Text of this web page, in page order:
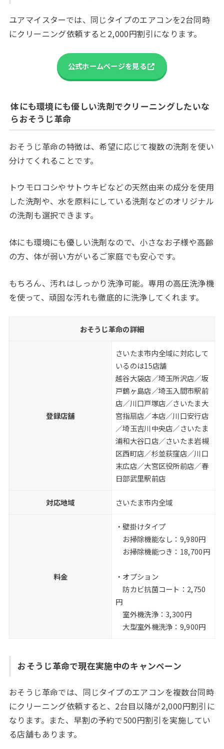
ユアマイスターでは、同じタイプのエアコンを2台同時
にクリーニング依頼すると2,000円割引になります。
公式ホームページを見る
体にも環境にも優しい洗剤でクリーニングしたいな
らおそうじ革命
おそうじ革命の特徴は、希望に応じて複数の洗剤を使い
分けてくれることです。
トウモロコシやサトウキビなどの天然由来の成分を使用
した洗剤や、水を原料にしている洗剤などのオリジナル
の洗剤も選択できます。
体にも環境にも優しい洗剤なので、小さなお子様や高齢
の方、体が弱い方がいるご家庭でも安心です。
もちろん、汚れはしっかり洗浄可能。専用の高圧洗浄機
を使って、頑固な汚れも徹底的に洗浄してくれます。
おそうじ革命の詳細
登録店舗
さいたま市内全域に対応して
いるのは15店舗
越谷大袋店／埼玉所沢店／坂
戸鶴ヶ島店／埼玉入間市駅前
店／川口戸塚店／さいたま大
宮指扇店／本店／川口安行店
／埼玉吉川中央店／さいたま
浦和大谷口店／さいたま岩槻
区西町店／杉並荻窪店／川口
末広店／大宮区役所前店／春
日部武里駅前店
対応地域 さいたま市内全域
料金
・壁掛けタイプ
お掃除機能なし：9,980円
お掃除機能つき：18,700円
・オプション
防カビ抗菌コート：2,750
円
室外機洗浄：3,300円
大型室外機洗浄：9,900円
おそうじ革命で現在実施中のキャンペーン
おそうじ革命では、同じタイプのエアコンを複数台同時
にクリーニング依頼すると、2台目以降が2,000円割引に
なります。また、早割の予約で500円割引を実施してい
る店舗もあります。